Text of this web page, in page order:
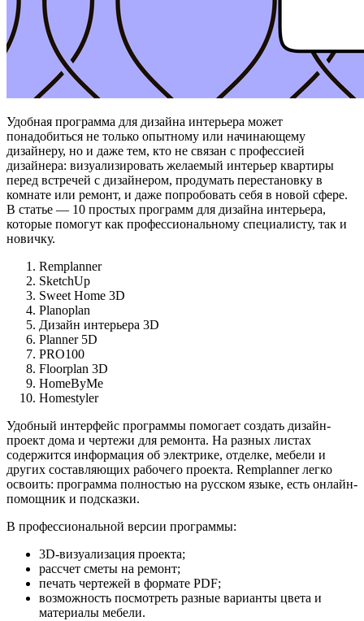
Удобная программа для дизайна интерьера может
понадобиться не только опытному или начинающему
дизайнеру, но и даже тем, кто не связан с профессией
дизайнера: визуализировать желаемый интерьер квартиры
перед встречей с дизайнером, продумать перестановку в
комнате или ремонт, и даже попробовать себя в новой сфере.
В статье — 10 простых программ для дизайна интерьера,
которые помогут как профессиональному специалисту, так и
новичку.
Remplanner
SketchUp
Sweet Home 3D
Planoplan
Дизайн интерьера 3D
Planner 5D
PRO100
Floorplan 3D
HomeByMe
Homestyler
Удобный интерфейс программы помогает создать дизайн-
проект дома и чертежи для ремонта. На разных листах
содержится информация об электрике, отделке, мебели и
других составляющих рабочего проекта. Remplanner легко
освоить: программа полностью на русском языке, есть онлайн-
помощник и подсказки.
В профессиональной версии программы:
3D-визуализация проекта;
рассчет сметы на ремонт;
печать чертежей в формате PDF;
возможность посмотреть разные варианты цвета и
материалы мебели.